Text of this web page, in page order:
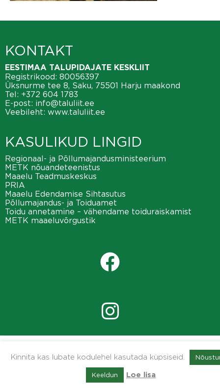
KONTAKT
EESTIMAA TALUPIDAJATE KESKLIIT
Registrikood: 80056397
Üksnurme tee 8, Saku, 75501 Harju maakond
Tel: +372 604 1783
E-post: info@taluliit.ee
Veebileht: www.taluliit.ee
KASULIKUD LINGID
Regionaal- ja Põllumajandusministeerium
METK nõuandeteenistus
Maaelu Teadmuskeskus
PRIA
Maaelu Edendamise Sihtasutus
Põllumajandus- ja Toiduamet
Toidu annetamine – vähendame toiduraiskamist
METK maaeluvõrgustik
Kinnita kas lubate kodulehel kasutada küpsiseid.
Keeldun Loe lisa